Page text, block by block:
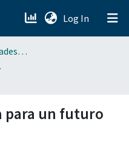
Log In (current)
Producciones por Unidades Académicas
para un futuro